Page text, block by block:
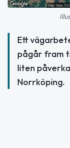
Ett
pågår fram
liten
Norrköping.